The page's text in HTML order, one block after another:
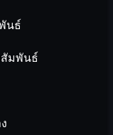
นธ์
สัมพันธ์